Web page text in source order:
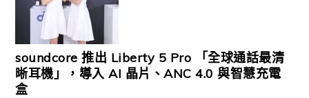
soundcore 推出 Liberty 5 Pro 「全球通話最清
晰耳機」，導入 AI 晶片、ANC 4.0 與智慧充電
盒